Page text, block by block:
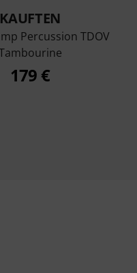
KAUFTEN
Percussion TDOV
179 €